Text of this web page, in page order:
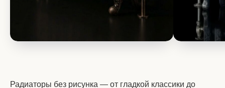
Радиаторы без рисунка — от гладкой классики до